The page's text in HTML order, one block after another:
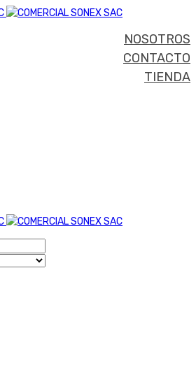
NOSOTROS
CONTACTO
TIENDA